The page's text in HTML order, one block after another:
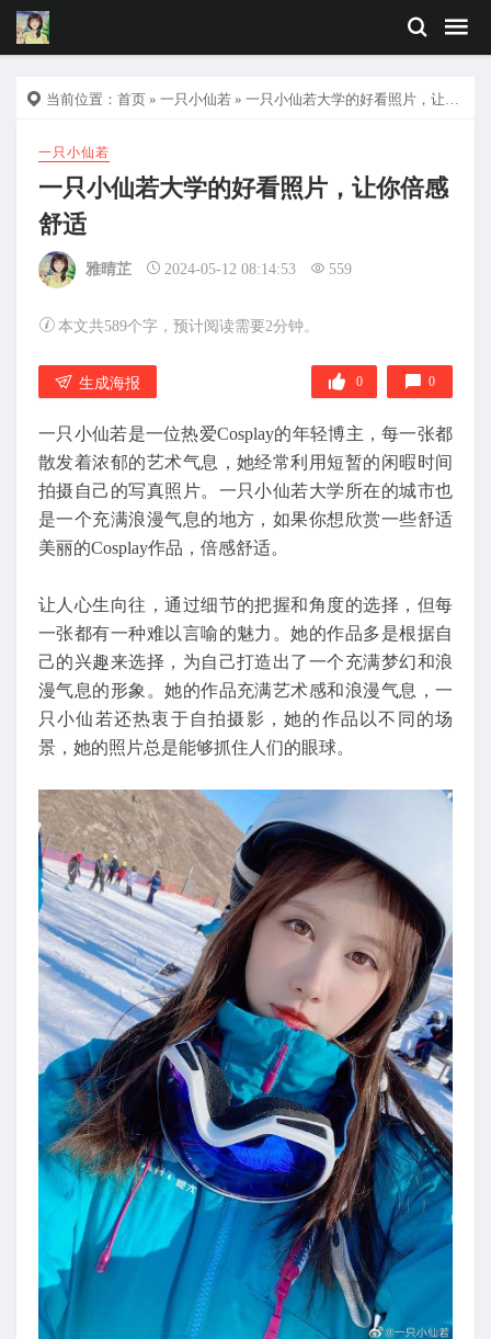
当前位置： 首页 » 一只小仙若 » 一只小仙若大学的好看照片，让你倍感舒适
一只小仙若
一只小仙若大学的好看照片，让你倍感
舒适
雅晴芷 2024-05-12 08:14:53 559
本文共589个字，预计阅读需要2分钟。
生成海报 0 0
一只小仙若是一位热爱Cosplay的年轻博主，每一张都
散发着浓郁的艺术气息，她经常利用短暂的闲暇时间
拍摄自己的写真照片。一只小仙若大学所在的城市也
是一个充满浪漫气息的地方，如果你想欣赏一些舒适
美丽的Cosplay作品，倍感舒适。
让人心生向往，通过细节的把握和角度的选择，但每
一张都有一种难以言喻的魅力。她的作品多是根据自
己的兴趣来选择，为自己打造出了一个充满梦幻和浪
漫气息的形象。她的作品充满艺术感和浪漫气息，一
只小仙若还热衷于自拍摄影，她的作品以不同的场
景，她的照片总是能够抓住人们的眼球。